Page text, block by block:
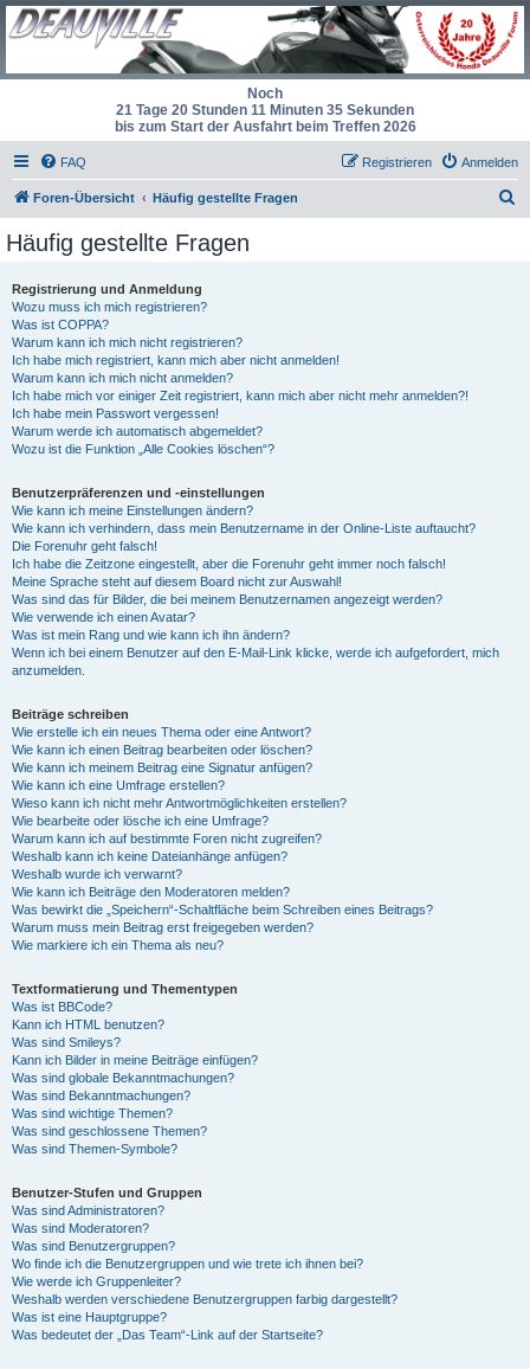
Noch
21 Tage 20 Stunden 11 Minuten 34 Sekunden
bis zum Start der Ausfahrt beim Treffen 2026
FAQ Anmelden
Registrieren
Foren-Übersicht Häufig gestellte Fragen
Häufig gestellte Fragen
Registrierung und Anmeldung
Wozu muss ich mich registrieren?
Was ist COPPA?
Warum kann ich mich nicht registrieren?
Ich habe mich registriert, kann mich aber nicht anmelden!
Warum kann ich mich nicht anmelden?
Ich habe mich vor einiger Zeit registriert, kann mich aber nicht mehr anmelden?!
Ich habe mein Passwort vergessen!
Warum werde ich automatisch abgemeldet?
Wozu ist die Funktion „Alle Cookies löschen“?
Benutzerpräferenzen und -einstellungen
Wie kann ich meine Einstellungen ändern?
Wie kann ich verhindern, dass mein Benutzername in der Online-Liste auftaucht?
Die Forenuhr geht falsch!
Ich habe die Zeitzone eingestellt, aber die Forenuhr geht immer noch falsch!
Meine Sprache steht auf diesem Board nicht zur Auswahl!
Was sind das für Bilder, die bei meinem Benutzernamen angezeigt werden?
Wie verwende ich einen Avatar?
Was ist mein Rang und wie kann ich ihn ändern?
Wenn ich bei einem Benutzer auf den E-Mail-Link klicke, werde ich aufgefordert, mich
anzumelden.
Beiträge schreiben
Wie erstelle ich ein neues Thema oder eine Antwort?
Wie kann ich einen Beitrag bearbeiten oder löschen?
Wie kann ich meinem Beitrag eine Signatur anfügen?
Wie kann ich eine Umfrage erstellen?
Wieso kann ich nicht mehr Antwortmöglichkeiten erstellen?
Wie bearbeite oder lösche ich eine Umfrage?
Warum kann ich auf bestimmte Foren nicht zugreifen?
Weshalb kann ich keine Dateianhänge anfügen?
Weshalb wurde ich verwarnt?
Wie kann ich Beiträge den Moderatoren melden?
Was bewirkt die „Speichern“-Schaltfläche beim Schreiben eines Beitrags?
Warum muss mein Beitrag erst freigegeben werden?
Wie markiere ich ein Thema als neu?
Textformatierung und Thementypen
Was ist BBCode?
Kann ich HTML benutzen?
Was sind Smileys?
Kann ich Bilder in meine Beiträge einfügen?
Was sind globale Bekanntmachungen?
Was sind Bekanntmachungen?
Was sind wichtige Themen?
Was sind geschlossene Themen?
Was sind Themen-Symbole?
Benutzer-Stufen und Gruppen
Was sind Administratoren?
Was sind Moderatoren?
Was sind Benutzergruppen?
Wo finde ich die Benutzergruppen und wie trete ich ihnen bei?
Wie werde ich Gruppenleiter?
Weshalb werden verschiedene Benutzergruppen farbig dargestellt?
Was ist eine Hauptgruppe?
Was bedeutet der „Das Team“-Link auf der Startseite?